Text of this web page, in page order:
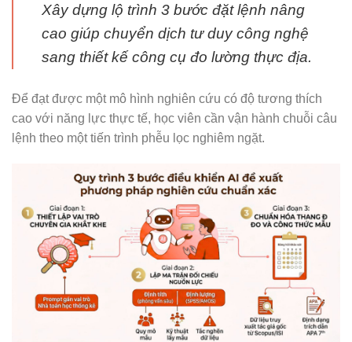
Xây dựng lộ trình 3 bước đặt lệnh nâng
cao giúp chuyển dịch tư duy công nghệ
sang thiết kế công cụ đo lường thực địa.
Để đạt được một mô hình nghiên cứu có độ tương thích
cao với năng lực thực tế, học viên cần vận hành chuỗi câu
lệnh theo một tiến trình phễu lọc nghiêm ngặt.